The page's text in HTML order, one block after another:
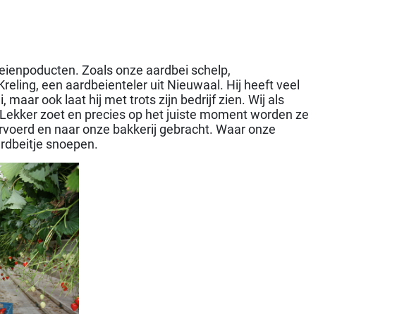
Zoals onze aardbei schelp,
een aardbeienteler uit Nieuwaal. Hij heeft veel
maar ook laat hij met trots zijn bedrijf zien. Wij als
zoet en precies op het juiste moment worden ze
en naar onze bakkerij gebracht. Waar onze
snoepen.